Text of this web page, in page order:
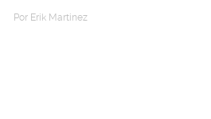
Por Erik Martinez